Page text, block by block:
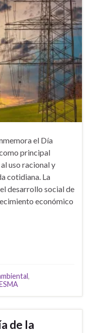
el Día
principal
uso racional y
cotidiana. La
desarrollo social de
económico
,
de la